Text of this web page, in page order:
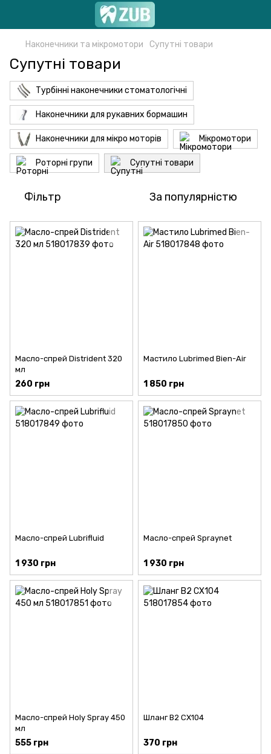
Наконечники та мікромотори Супутні товари
Супутні товари
Турбінні наконечники стоматологічні
Наконечники для рукавних бормашин
Наконечники для мікро моторів Мікромотори
Роторні групи Супутні товари
Фільтр За популярністю
Масло-спрей Distrident 320
мл
260 грн
Мастило Lubrimed Bien-Air
1 850 грн
Масло-спрей Lubrifluid
1 930 грн
Масло-спрей Spraynet
1 930 грн
Масло-спрей Holy Spray 450
мл
555 грн
Шланг В2 CX104
370 грн